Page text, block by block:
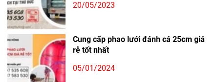
20/05/2023
Cung cấp phao lưới đánh cá 25cm giá
rẻ tốt nhất
05/01/2024